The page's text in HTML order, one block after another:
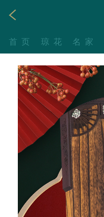
首页 琼花 名家